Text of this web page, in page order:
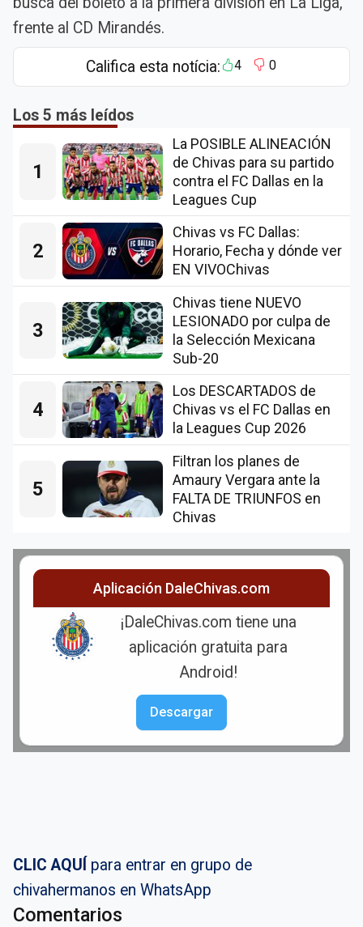
frente al CD Mirandés.
Califica esta notícia: 4 0
Los 5 más leídos
1
La POSIBLE ALINEACIÓN
de Chivas para su partido
contra el FC Dallas en la
Leagues Cup
2
Chivas vs FC Dallas:
Horario, Fecha y dónde ver
EN VIVOChivas
3
Chivas tiene NUEVO
LESIONADO por culpa de
la Selección Mexicana
Sub-20
4
Los DESCARTADOS de
Chivas vs el FC Dallas en
la Leagues Cup 2026
5
Filtran los planes de
Amaury Vergara ante la
FALTA DE TRIUNFOS en
Chivas
Aplicación DaleChivas.com
¡DaleChivas.com tiene una
aplicación gratuita para
Android!
Descargar
CLIC AQUÍ para entrar en grupo de
chivahermanos en WhatsApp
Comentarios